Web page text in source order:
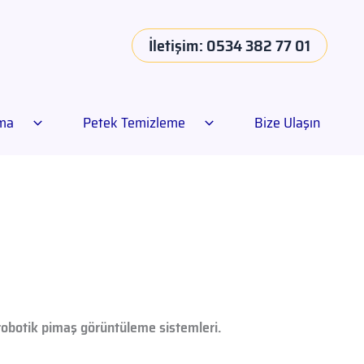
İletişim: 0534 382 77 01
Petek Temizleme Bize Ulaşın
pimaş görüntüleme sistemleri.